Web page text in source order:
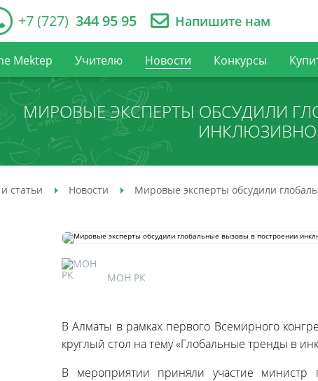
+7 (727) 344 95 95 Напишите нам
Mektep Учителю Новости Конкурсы
МИРОВЫЕ ЭКСПЕРТЫ ОБСУДИЛИ
статьи Новости Мировые эксперты обсудили
МОН РК
В Алматы в рамках первого Всемирного
круглый стол на тему «Глобальные тренды в
В мероприятии приняли участие министр